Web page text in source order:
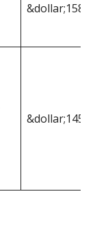
&dollar;158 864
&dollar;145,121